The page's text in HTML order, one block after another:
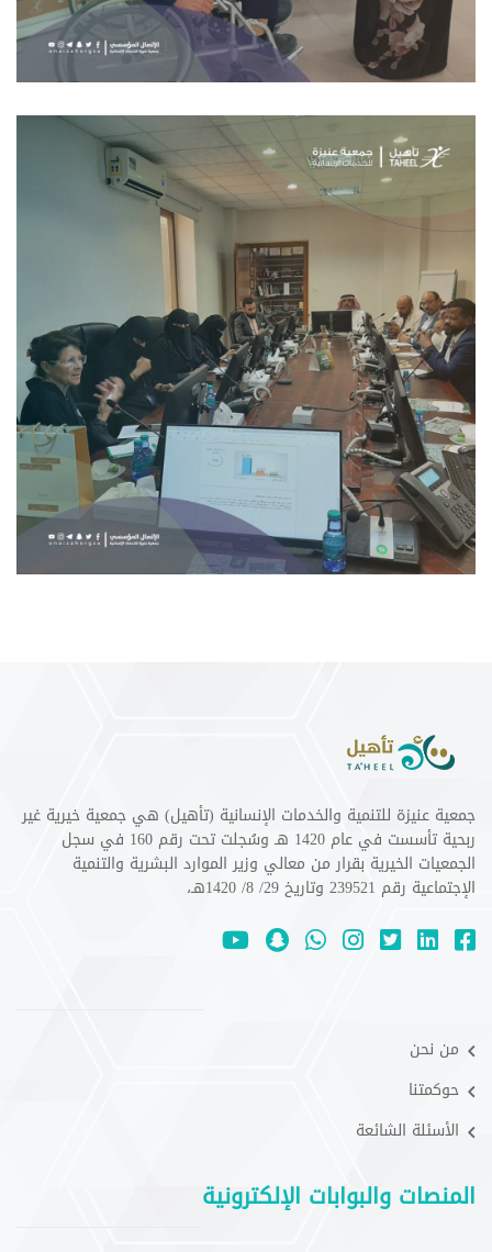
جمعية عنيزة للتنمية والخدمات الإنسانية (تأهيل) هي جمعية خيرية غير
ربحية تأسست في عام 1420 هـ وسُجلت تحت رقم 160 في سجل
الجمعيات الخيرية بقرار من معالي وزير الموارد البشرية والتنمية
الإجتماعية رقم 239521 وتاريخ 29/ 8/ 1420هـ،
من نحن
حوكمتنا
الأسئلة الشائعة
المنصات والبوابات الإلكترونية